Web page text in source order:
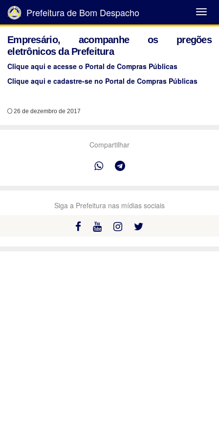
Abrir
Menu
Prefeitura de Bom Despacho
Empresário, acompanhe os pregões
eletrônicos da Prefeitura
Clique aqui e acesse o Portal de Compras Públicas
Clique aqui e cadastre-se no Portal de Compras Públicas
26 de dezembro de 2017
Compartilhar
Siga a Prefeitura nas mídias sociais